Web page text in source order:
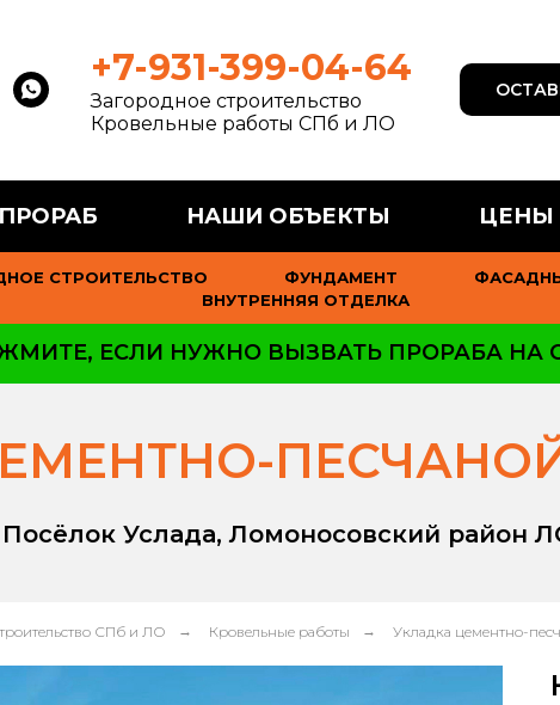
+7-931-399-04-64
Загородное строительство
Кровельные работы СПб и ЛО
ПРОРАБ НАШИ ОБЪЕКТЫ ЦЕНЫ
СТРОИТЕЛЬСТВО ФУНДАМЕНТ
ВНУТРЕННЯЯ ОТДЕЛКА
ЕСЛИ НУЖНО ВЫЗВАТЬ ПРОРАБА НА
Посёлок Услада, Ломоносовский район
СПб и ЛО → Кровельные работы → Укладка цементно-